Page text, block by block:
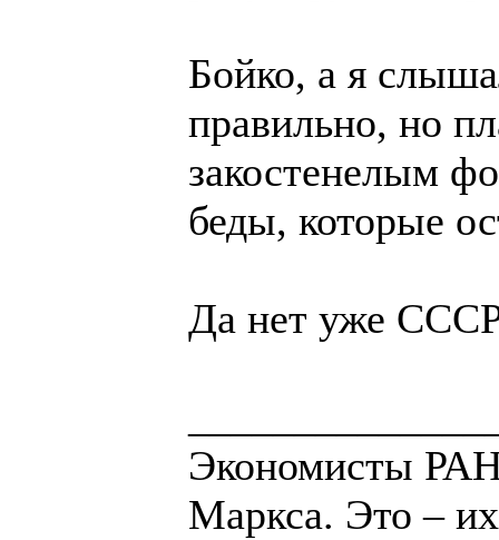
Бойко, а я
правильно, но
закостенелым
беды, которые
Да нет уже
Экономисты
Маркса. Это –